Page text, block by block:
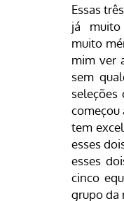
Essas
já
muito
mim ver
sem
começou
tem
esses
esses
cinco
grupo da